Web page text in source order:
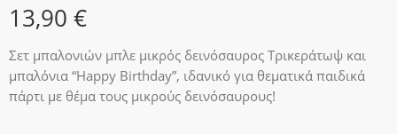
13,90 €
Σετ μπαλονιών μπλε μικρός δεινόσαυρος Τρικεράτωψ και
μπαλόνια “Happy Birthday”, ιδανικό για θεματικά παιδικά
πάρτι με θέμα τους μικρούς δεινόσαυρους!